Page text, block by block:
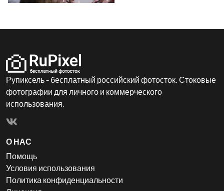
Рупиксель - бесплатный российский фотосток. Стоковые
фотографии для личного и коммерческого
использования.
О НАС
Помощь
Условия использования
Политика конфиденциальности